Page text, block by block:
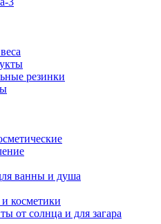
резинки
ванны и душа
косметики
от солнца и для загара